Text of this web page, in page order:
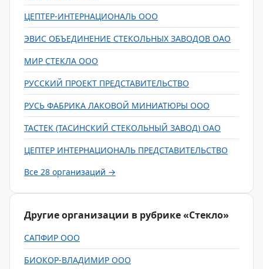
ЦЕПТЕР-ИНТЕРНАЦИОНАЛЬ ООО
ЭВИС ОБЪЕДИНЕНИЕ СТЕКОЛЬНЫХ ЗАВОДОВ ОАО
МИР СТЕКЛА ООО
РУССКИЙ ПРОЕКТ ПРЕДСТАВИТЕЛЬСТВО
РУСЬ ФАБРИКА ЛАКОВОЙ МИНИАТЮРЫ ООО
ТАСТЕК (ТАСИНСКИЙ СТЕКОЛЬНЫЙ ЗАВОД) ОАО
ЦЕПТЕР ИНТЕРНАЦИОНАЛЬ ПРЕДСТАВИТЕЛЬСТВО
Все 28 организаций →
Другие организации в рубрике «Стекло»
САПФИР ООО
БИОКОР-ВЛАДИМИР ООО